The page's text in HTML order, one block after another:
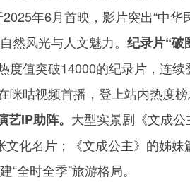
2025年6月首映，影片突出“中华
风光与人文魅力。 纪录片“破
度值突破14000的纪录片，连
咪咕视频首播，登上站内热度
艺IP助阵。 大型实景剧《文成公
文化名片；《文成公主》的姊
全时全季”旅游格局。